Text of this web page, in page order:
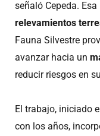
señaló Cepeda.
relevamientos
Fauna Silvestre
avanzar hacia un
reducir riesgos en
El trabajo, iniciado
con los años,